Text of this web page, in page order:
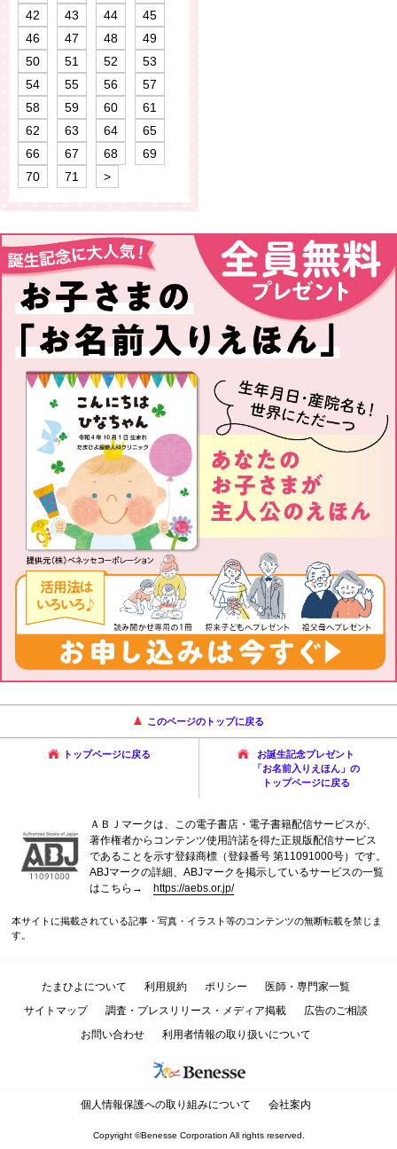
42
43 44
45
46
47 48
49
50
51 52
53
54
55 56
57
58
59 60
61
62
63 64
65
66
67 68
69
70
71 >
このページのトップに戻る
トップページに戻る
お誕生記念プレゼント
「お名前入りえほん」の
トップページに戻る
ＡＢＪマークは、この電子書店・電子書籍配信サービスが、
著作権者からコンテンツ使用許諾を得た正規版配信サービス
であることを示す登録商標（登録番号 第11091000号）です。
ABJマークの詳細、ABJマークを掲示しているサービスの一覧
はこちら→ https://aebs.or.jp/
本サイトに掲載されている記事・写真・イラスト等のコンテンツの無断転載を禁じま
す。
たまひよについて 利用規約 ポリシー
医師・専門家一覧
サイトマップ
調査・プレスリリース・メディア掲載
広告のご相談
お問い合わせ
利用者情報の取り扱いについて
個人情報保護への取り組みについて 会社案内
Copyright ©Benesse Corporation All rights reserved.